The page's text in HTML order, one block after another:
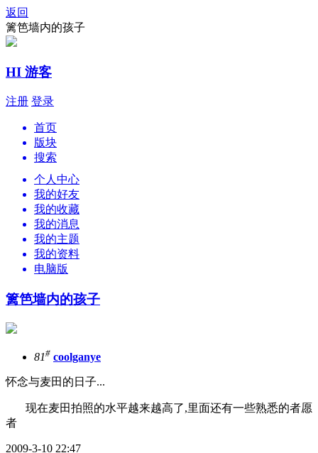
返回
篱笆墙内的孩子
HI 游客
注册 登录
首页
版块
搜索
个人中心
我的好友
我的收藏
我的消息
我的主题
我的资料
电脑版
篱笆墙内的孩子
81# coolganye
怀念与麦田的日子...
现在麦田拍照的水平越来越高了,里面还有一些熟悉的者愿
者
2009-3-10 22:47